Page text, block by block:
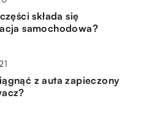
składa się
samochodowa?
z auta zapieczony